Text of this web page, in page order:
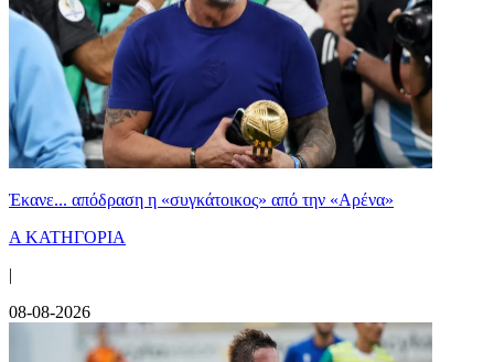
Έκανε... απόδραση η «συγκάτοικος» από την «Αρένα»
Α ΚΑΤΗΓΟΡΙΑ
|
08-08-2026